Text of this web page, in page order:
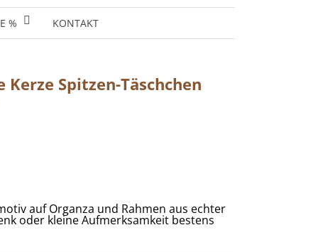
% KONTAKT
Kerze Spitzen-Täschchen
auf Organza und Rahmen aus echter
oder kleine Aufmerksamkeit bestens